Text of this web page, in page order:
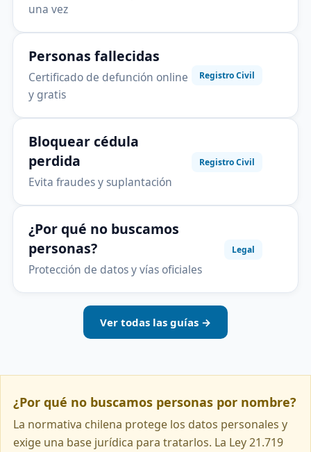
una vez
Personas fallecidas
Certificado de defunción online
y gratis
Registro Civil
Bloquear cédula
perdida
Evita fraudes y suplantación
Registro Civil
¿Por qué no buscamos
personas?
Protección de datos y vías oficiales
Legal
Ver todas las guías →
¿Por qué no buscamos personas por nombre?
La normativa chilena protege los datos personales y
exige una base jurídica para tratarlos. La Ley 21.719